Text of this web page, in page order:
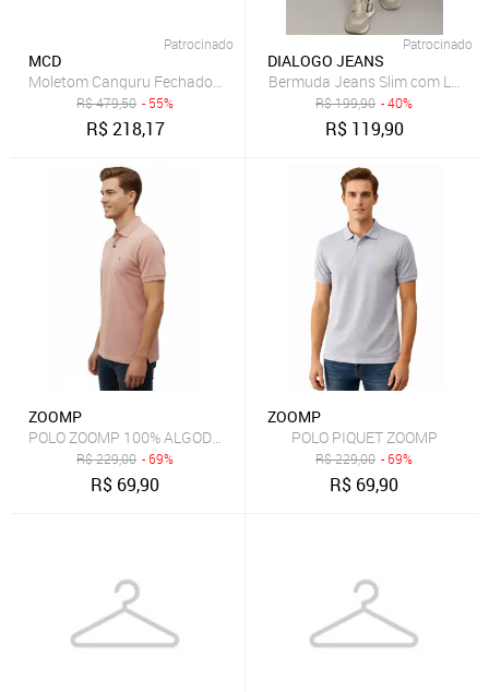
Patrocinado
MCD
Moletom Canguru Fechado Logo
R$479,50 - 55%
R$218,17
Patrocinado
DIALOGO JEANS
Bermuda Jeans Slim com
R$199,90 - 40%
R$ 119,90
ZOOMP
POLO ZOOMP 100% ALGODÃO
R$229,00 - 69%
R$ 69,90
ZOOMP
POLO PIQUET ZOOMP
R$229,00 - 69%
R$ 69,90